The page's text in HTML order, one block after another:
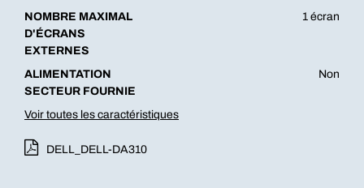
NOMBRE MAXIMAL
D'ÉCRANS
EXTERNES
1 écran
ALIMENTATION
SECTEUR FOURNIE
Non
Voir toutes les caractéristiques
DELL_DELL-DA310